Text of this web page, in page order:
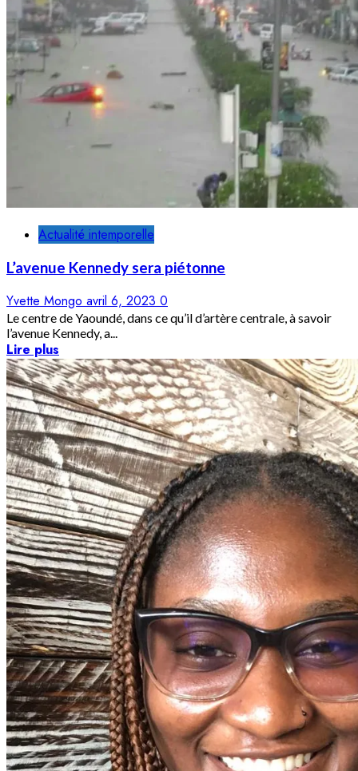
Actualité intemporelle
L’avenue Kennedy sera piétonne
Yvette Mongo avril 6, 2023 0
Le centre de Yaoundé, dans ce qu’il d’artère centrale, à savoir
l’avenue Kennedy, a...
Lire plus